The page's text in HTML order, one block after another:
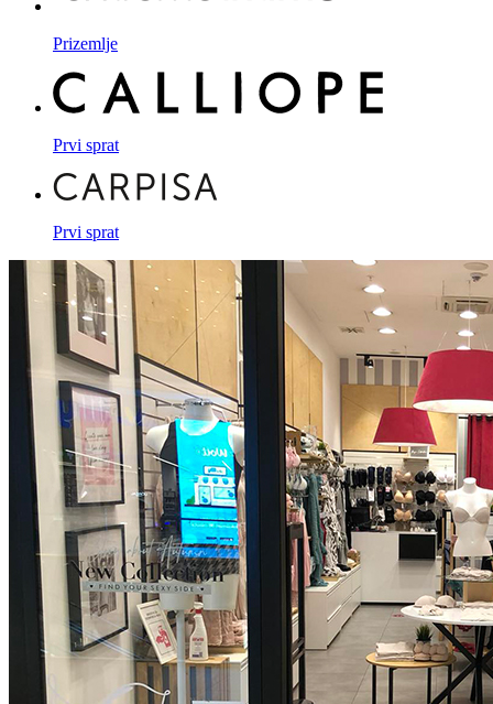
Prizemlje
Prvi sprat
Prvi sprat